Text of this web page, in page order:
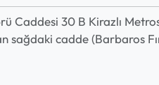
Caddesi 30 B Kirazlı
sağdaki cadde (Barbaros